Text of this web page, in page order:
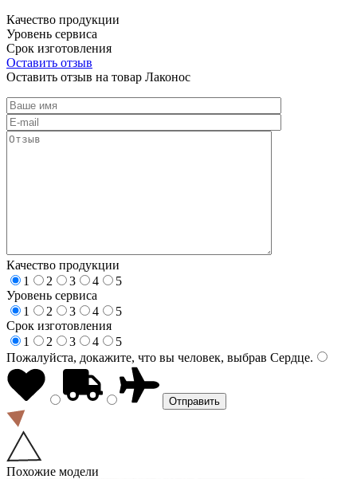
Качество продукции
Уровень сервиса
Срок изготовления
Оставить отзыв
Оставить отзыв на товар Лаконос
Качество продукции
1
2 3 4
5
Уровень сервиса
1
2 3 4
5
Срок изготовления
1
2 3 4
5
Пожалуйста, докажите, что вы человек, выбрав Сердце.
Похожие модели